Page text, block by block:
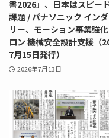
書2026」、日本はスピー
課題 / パナソニック イン
リー、モーション事業強
ロン 機械安全設計支援（
7月15日発行）
2026年7月13日